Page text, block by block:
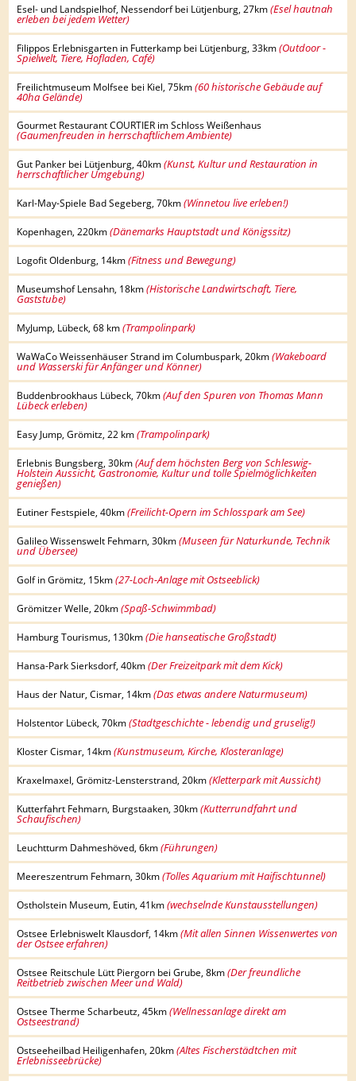
Esel- und Landspielhof, Nessendorf bei Lütjenburg, 27km(Esel hautnah
erleben bei jedem Wetter)
Filippos Erlebnisgarten in Futterkamp bei Lütjenburg, 33km(Outdoor -
Spielwelt, Tiere, Hofladen, Café)
Freilichtmuseum Molfsee bei Kiel, 75km(60 historische Gebäude auf
40ha Gelände)
Gourmet Restaurant COURTIER im Schloss Weißenhaus
(Gaumenfreuden in herrschaftlichem Ambiente)
Gut Panker bei Lütjenburg, 40km(Kunst, Kultur und Restauration in
herrschaftlicher Umgebung)
Karl-May-Spiele Bad Segeberg, 70km(Winnetou live erleben!)
Kopenhagen, 220km(Dänemarks Hauptstadt und Königssitz)
Logofit Oldenburg, 14km(Fitness und Bewegung)
Museumshof Lensahn, 18km(Historische Landwirtschaft, Tiere,
Gaststube)
MyJump, Lübeck, 68 km(Trampolinpark)
WaWaCo Weissenhäuser Strand im Columbuspark, 20km(Wakeboard
und Wasserski für Anfänger und Könner)
Buddenbrookhaus Lübeck, 70km(Auf den Spuren von Thomas Mann
Lübeck erleben)
Easy Jump, Grömitz, 22 km(Trampolinpark)
Erlebnis Bungsberg, 30km(Auf dem höchsten Berg von Schleswig-
Holstein Aussicht, Gastronomie, Kultur und tolle Spielmöglichkeiten
genießen)
Eutiner Festspiele, 40km(Freilicht-Opern im Schlosspark am See)
Galileo Wissenswelt Fehmarn, 30km(Museen für Naturkunde, Technik
und Übersee)
Golf in Grömitz, 15km(27-Loch-Anlage mit Ostseeblick)
Grömitzer Welle, 20km(Spaß-Schwimmbad)
Hamburg Tourismus, 130km(Die hanseatische Großstadt)
Hansa-Park Sierksdorf, 40km(Der Freizeitpark mit dem Kick)
Haus der Natur, Cismar, 14km(Das etwas andere Naturmuseum)
Holstentor Lübeck, 70km(Stadtgeschichte - lebendig und gruselig!)
Kloster Cismar, 14km(Kunstmuseum, Kirche, Klosteranlage)
Kraxelmaxel, Grömitz-Lensterstrand, 20km(Kletterpark mit Aussicht)
Kutterfahrt Fehmarn, Burgstaaken, 30km(Kutterrundfahrt und
Schaufischen)
Leuchtturm Dahmeshöved, 6km(Führungen)
Meereszentrum Fehmarn, 30km(Tolles Aquarium mit Haifischtunnel)
Ostholstein Museum, Eutin, 41km(wechselnde Kunstausstellungen)
Ostsee Erlebniswelt Klausdorf, 14km(Mit allen Sinnen Wissenwertes von
der Ostsee erfahren)
Ostsee Reitschule Lütt Piergorn bei Grube, 8km(Der freundliche
Reitbetrieb zwischen Meer und Wald)
Ostsee Therme Scharbeutz, 45km(Wellnessanlage direkt am
Ostseestrand)
Ostseeheilbad Heiligenhafen, 20km(Altes Fischerstädtchen mit
Erlebnisseebrücke)